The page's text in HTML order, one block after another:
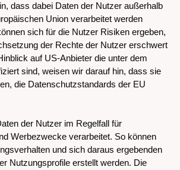
dass dabei Daten der Nutzer außerhalb
Union verarbeitet werden
sich für die Nutzer Risiken ergeben,
der Rechte der Nutzer erschwert
auf US-Anbieter die unter dem
sind, weisen wir darauf hin, dass sie
die Datenschutzstandards der EU
der Nutzer im Regelfall für
Werbezwecke verarbeitet. So können
und sich daraus ergebenden
Nutzungsprofile erstellt werden. Die